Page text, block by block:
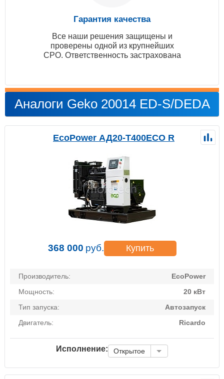
Гарантия качества
Все наши решения защищены и
проверены одной из крупнейших
СРО. Ответственность застрахована
Аналоги Geko 20014 ED-S/DEDA
EcoPower АД20-T400ECO R
368 000 руб. Купить
Производитель:
EcoPower
Мощность:
20 кВт
Тип запуска:
Автозапуск
Двигатель:
Ricardo
Исполнение: Открытое